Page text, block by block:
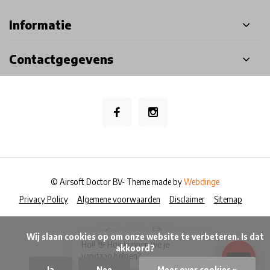
Informatie
Contactgegevens
Privacy Policy Algemene voorwaarden Disclaimer Sitemap
© Airsoft Doctor BV- Theme made byWebdinge
akkoord?
×
Hoi! 👋 Hoe kunnen we je
vandaag helpen?